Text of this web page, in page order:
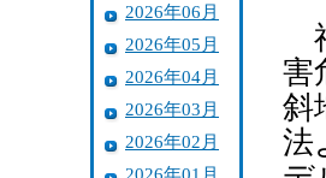
2026年06月
2026年05月
2026年04月
2026年03月
2026年02月
2026年01月
害
斜
法